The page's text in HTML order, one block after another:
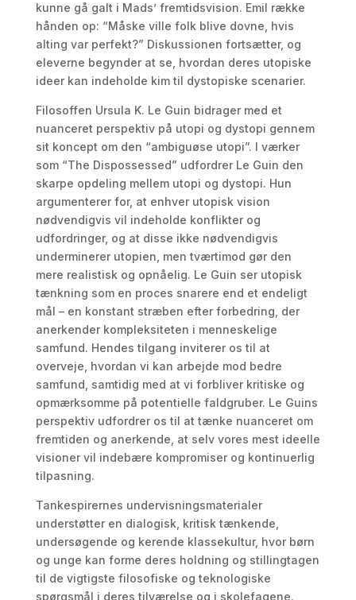
kunne gå galt i Mads’ fremtidsvision. Emil række
hånden op: “Måske ville folk blive dovne, hvis
alting var perfekt?” Diskussionen fortsætter, og
eleverne begynder at se, hvordan deres utopiske
ideer kan indeholde kim til dystopiske scenarier.
Filosoffen Ursula K. Le Guin bidrager med et
nuanceret perspektiv på utopi og dystopi gennem
sit koncept om den “ambiguøse utopi”. I værker
som “The Dispossessed” udfordrer Le Guin den
skarpe opdeling mellem utopi og dystopi. Hun
argumenterer for, at enhver utopisk vision
nødvendigvis vil indeholde konflikter og
udfordringer, og at disse ikke nødvendigvis
underminerer utopien, men tværtimod gør den
mere realistisk og opnåelig. Le Guin ser utopisk
tænkning som en proces snarere end et endeligt
mål – en konstant stræben efter forbedring, der
anerkender kompleksiteten i menneskelige
samfund. Hendes tilgang inviterer os til at
overveje, hvordan vi kan arbejde mod bedre
samfund, samtidig med at vi forbliver kritiske og
opmærksomme på potentielle faldgruber. Le Guins
perspektiv udfordrer os til at tænke nuanceret om
fremtiden og anerkende, at selv vores mest ideelle
visioner vil indebære kompromiser og kontinuerlig
tilpasning.
Tankespirernes undervisningsmaterialer
understøtter en dialogisk, kritisk tænkende,
undersøgende og kerende klassekultur, hvor børn
og unge kan forme deres holdning og stillingtagen
til de vigtigste filosofiske og teknologiske
spørgsmål i deres tilværelse og i skolefagene.